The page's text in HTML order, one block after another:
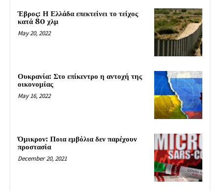
Έβρος: Η Ελλάδα επεκτείνει το τείχος
κατά 80 χλμ
May 20, 2022
Ουκρανία: Στο επίκεντρο η αντοχή της
οικονομίας
May 16, 2022
Όμικρον: Ποια εμβόλια δεν παρέχουν
προστασία
December 20, 2021